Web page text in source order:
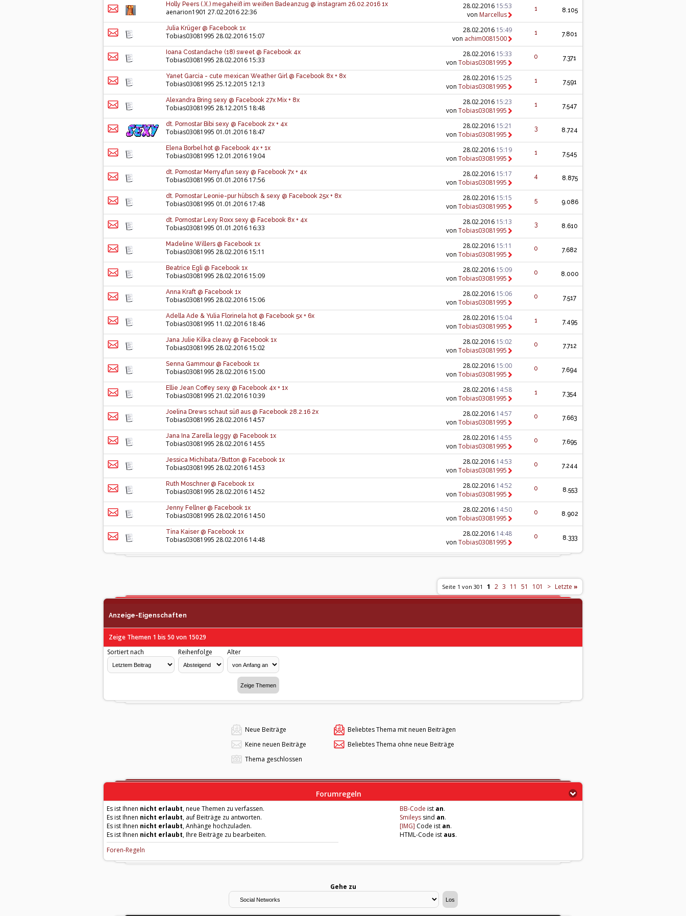
Holly Peers (.)(.) megaheiß im weißen Badeanzug @ instagram 26.02.2016 1x
aenarion1901 27.02.2016 22:36
28.02.2016 15:53
von Marcellus
1 8.105
Julia Krüger @ Facebook 1x
Tobias03081995 28.02.2016 15:07
28.02.2016 15:49
von achim0081500
1 7.801
Ioana Costandache (18) sweet @ Facebook 4x
Tobias03081995 28.02.2016 15:33
28.02.2016 15:33
von Tobias03081995
0 7.371
Yanet Garcia - cute mexican Weather Girl @ Facebook 8x + 8x
Tobias03081995 25.12.2015 12:13
28.02.2016 15:25
von Tobias03081995
1 7.591
Alexandra Bring sexy @ Facebook 27x Mix + 8x
Tobias03081995 28.12.2015 18:48
28.02.2016 15:23
von Tobias03081995
1 7.547
dt. Pornostar Bibi sexy @ Facebook 2x + 4x
Tobias03081995 01.01.2016 18:47
28.02.2016 15:21
von Tobias03081995
3 8.724
Elena Borbel hot @ Facebook 4x + 1x
Tobias03081995 12.01.2016 19:04
28.02.2016 15:19
von Tobias03081995
1 7.545
dt. Pornostar Merry4fun sexy @ Facebook 7x + 4x
Tobias03081995 01.01.2016 17:56
28.02.2016 15:17
von Tobias03081995
4 8.875
dt. Pornostar Leonie-pur hübsch & sexy @ Facebook 25x + 8x
Tobias03081995 01.01.2016 17:48
28.02.2016 15:15
von Tobias03081995
5 9.086
dt. Pornostar Lexy Roxx sexy @ Facebook 8x + 4x
Tobias03081995 01.01.2016 16:33
28.02.2016 15:13
von Tobias03081995
3 8.610
Madeline Willers @ Facebook 1x
Tobias03081995 28.02.2016 15:11
28.02.2016 15:11
von Tobias03081995
0 7.682
Beatrice Egli @ Facebook 1x
Tobias03081995 28.02.2016 15:09
28.02.2016 15:09
von Tobias03081995
0 8.000
Anna Kraft @ Facebook 1x
Tobias03081995 28.02.2016 15:06
28.02.2016 15:06
von Tobias03081995
0 7.517
Adella Ade & Yulia Florinela hot @ Facebook 5x + 6x
Tobias03081995 11.02.2016 18:46
28.02.2016 15:04
von Tobias03081995
1 7.495
Jana Julie Kilka cleavy @ Facebook 1x
Tobias03081995 28.02.2016 15:02
28.02.2016 15:02
von Tobias03081995
0 7.712
Senna Gammour @ Facebook 1x
Tobias03081995 28.02.2016 15:00
28.02.2016 15:00
von Tobias03081995
0 7.694
Ellie Jean Coffey sexy @ Facebook 4x + 1x
Tobias03081995 21.02.2016 10:39
28.02.2016 14:58
von Tobias03081995
1 7.354
Joelina Drews schaut süß aus @ Facebook 28.2.16 2x
Tobias03081995 28.02.2016 14:57
28.02.2016 14:57
von Tobias03081995
0 7.663
Jana Ina Zarella leggy @ Facebook 1x
Tobias03081995 28.02.2016 14:55
28.02.2016 14:55
von Tobias03081995
0 7.695
Jessica Michibata/Button @ Facebook 1x
Tobias03081995 28.02.2016 14:53
28.02.2016 14:53
von Tobias03081995
0 7.244
Ruth Moschner @ Facebook 1x
Tobias03081995 28.02.2016 14:52
28.02.2016 14:52
von Tobias03081995
0 8.553
Jenny Fellner @ Facebook 1x
Tobias03081995 28.02.2016 14:50
28.02.2016 14:50
von Tobias03081995
0 8.902
Tina Kaiser @ Facebook 1x
Tobias03081995 28.02.2016 14:48
28.02.2016 14:48
von Tobias03081995
0 8.333
Seite 1 von 301 1 2 3 11 51 101 > Letzte »
Anzeige-Eigenschaften
Zeige Themen 1 bis 50 von 15029
Sortiert nach
Reihenfolge Alter
Neue Beiträge
Beliebtes Thema mit neuen Beiträgen
Keine neuen Beiträge
Beliebtes Thema ohne neue Beiträge
Thema geschlossen
Forumregeln
Es ist Ihnen nicht erlaubt, neue Themen zu verfassen.
Es ist Ihnen nicht erlaubt, auf Beiträge zu antworten.
Es ist Ihnen nicht erlaubt, Anhänge hochzuladen.
Es ist Ihnen nicht erlaubt, Ihre Beiträge zu bearbeiten.
Foren-Regeln
BB-Code ist an.
Smileys sind an.
[IMG] Code ist an.
HTML-Code ist aus.
Gehe zu